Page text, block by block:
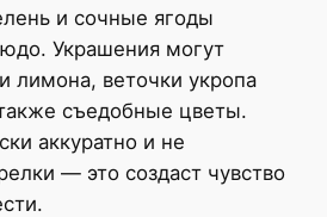
и сочные ягоды
Украшения могут
лимона, веточки укропа
съедобные цветы.
аккуратно и не
— это создаст чувство